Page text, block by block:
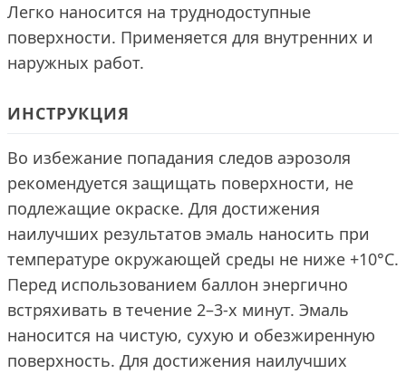
Легко наносится на труднодоступные
поверхности. Применяется для внутренних и
наружных работ.
ИНСТРУКЦИЯ
Во избежание попадания следов аэрозоля
рекомендуется защищать поверхности, не
подлежащие окраске. Для достижения
наилучших результатов эмаль наносить при
температуре окружающей среды не ниже +10°С.
Перед использованием баллон энергично
встряхивать в течение 2–3-х минут. Эмаль
наносится на чистую, сухую и обезжиренную
поверхность. Для достижения наилучших